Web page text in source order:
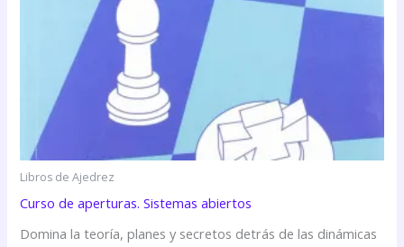
Libros de Ajedrez
Curso de aperturas. Sistemas abiertos
Domina la teoría, planes y secretos detrás de las dinámicas